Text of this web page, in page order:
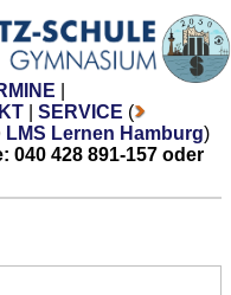
SERVICE (
LMS Lernen Hamburg)
040 428 891-157 oder